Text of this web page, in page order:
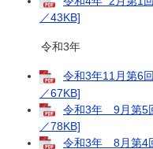
／43KB]
令和3年
令和3年11月第6
／67KB]
令和3年 9月第5
／78KB]
令和3年 8月第4